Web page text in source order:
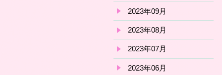
2023年09月
2023年08月
2023年07月
2023年06月